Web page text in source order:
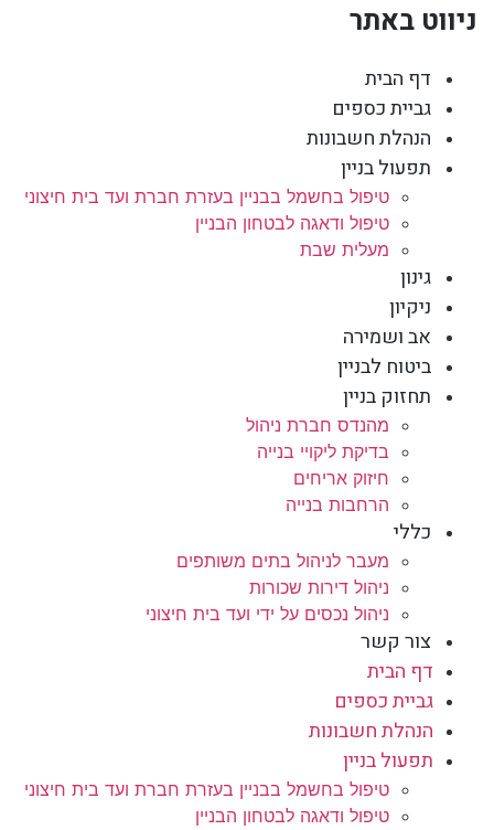
ניווט באתר
דף הבית
גביית כספים
הנהלת חשבונות
תפעול בניין
טיפול בחשמל בבניין בעזרת חברת ועד בית חיצוני
טיפול ודאגה לבטחון הבניין
מעלית שבת
גינון
ניקיון
אב ושמירה
ביטוח לבניין
תחזוק בניין
מהנדס חברת ניהול
בדיקת ליקויי בנייה
חיזוק אריחים
הרחבות בנייה
כללי
מעבר לניהול בתים משותפים
ניהול דירות שכורות
ניהול נכסים על ידי ועד בית חיצוני
צור קשר
דף הבית
גביית כספים
הנהלת חשבונות
תפעול בניין
טיפול בחשמל בבניין בעזרת חברת ועד בית חיצוני
טיפול ודאגה לבטחון הבניין